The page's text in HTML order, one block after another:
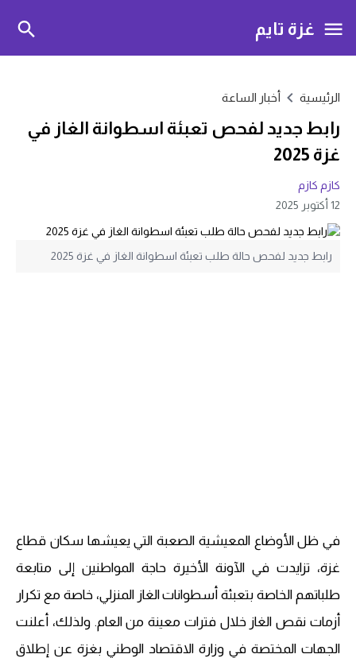
غزة تايم
الرئيسية أخبار الساعة
رابط جديد لفحص تعبئة اسطوانة الغاز في
غزة 2025
كازم كازم
12 أكتوبر 2025
رابط جديد لفحص حالة طلب تعبئة اسطوانة الغاز في غزة 2025
في ظل الأوضاع المعيشية الصعبة التي يعيشها سكان قطاع
غزة، تزايدت في الآونة الأخيرة حاجة المواطنين إلى متابعة
طلباتهم الخاصة بتعبئة أسطوانات الغاز المنزلي، خاصة مع تكرار
أزمات نقص الغاز خلال فترات معينة من العام. ولذلك، أعلنت
الجهات المختصة في وزارة الاقتصاد الوطني بغزة عن إطلاق